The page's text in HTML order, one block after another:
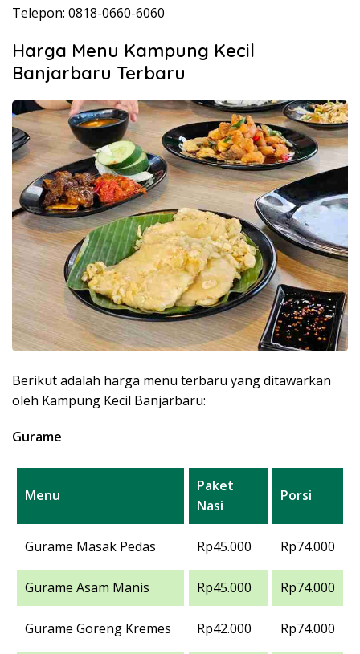
Telepon: 0818-0660-6060
Harga Menu Kampung Kecil
Banjarbaru Terbaru
Berikut adalah harga menu terbaru yang ditawarkan
oleh Kampung Kecil Banjarbaru:
Gurame
Menu
Paket
Nasi
Porsi
Gurame Masak Pedas Rp45.000 Rp74.000
Gurame Asam Manis Rp45.000 Rp74.000
Gurame Goreng Kremes Rp42.000 Rp74.000